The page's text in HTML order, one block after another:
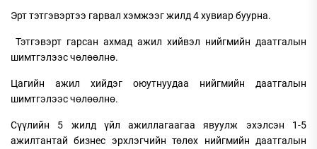
Эрт тэтгэвэртээ гарвал хэмжээг жилд 4 хувиар буурна.
Тэтгэвэрт гарсан ахмад ажил хийвэл нийгмийн даатгалын
шимтгэлээс чөлөөлнө.
Цагийн ажил хийдэг оюутнуудаа нийгмийн даатгалын
шимтгэлээс чөлөөлнө.
Сүүлийн 5 жилд үйл ажиллагаагаа явуулж эхэлсэн 1-5
ажилтантай бизнес эрхлэгчийн төлөх нийгмийн даатгалын